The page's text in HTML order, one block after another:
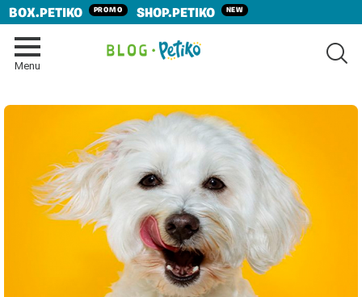
BOX.PETIKO PROMO SHOP.PETIKO NEW
Menu